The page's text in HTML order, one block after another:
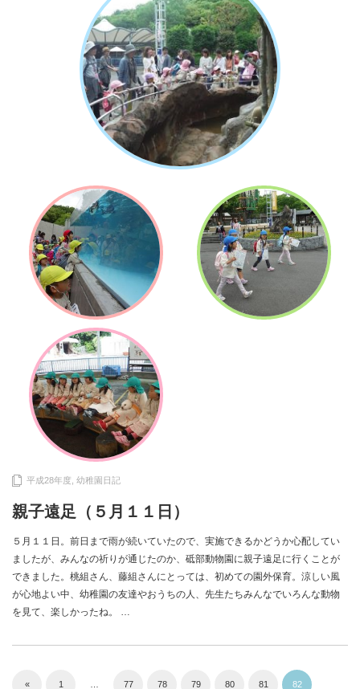
平成28年度 幼稚園日記
親子遠足（５月１１日）
５月１１日。前日まで雨が続いていたので、実施できるかどうか心配してい
ましたが、みんなの祈りが通じたのか、砥部動物園に親子遠足に行くことが
できました。桃組さん、藤組さんにとっては、初めての園外保育。涼しい風
が心地よい中、幼稚園の友達やおうちの人、先生たちみんなでいろんな動物
を見て、楽しかったね。 …
« 1 77 78 79 80 81 82